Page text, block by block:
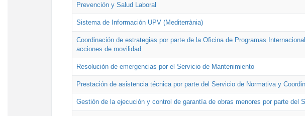
Prevención y Salud Laboral
Sistema de Información UPV (Mediterrània)
Coordinación de estrategias por parte de la Oficina de Programas
acciones de movilidad
Resolución de emergencias por el Servicio de Mantenimiento
Prestación de asistencia técnica por parte del Servicio de Normativa y
Gestión de la ejecución y control de garantía de obras menores por parte del